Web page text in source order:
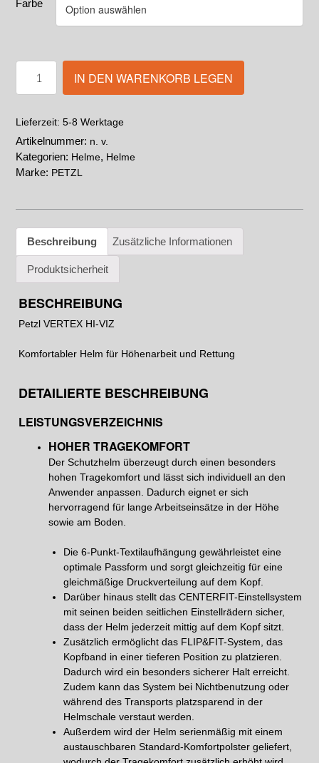
Farbe
IN DEN WARENKORB LEGEN
Lieferzeit: 5-8 Werktage
Artikelnummer: n. v.
Kategorien: Helme, Helme
Marke: PETZL
Beschreibung Zusätzliche Informationen
Produktsicherheit
BESCHREIBUNG
Petzl VERTEX HI-VIZ
Komfortabler Helm für Höhenarbeit und Rettung
DETAILIERTE BESCHREIBUNG
LEISTUNGSVERZEICHNIS
HOHER TRAGEKOMFORT
Der Schutzhelm überzeugt durch einen besonders
hohen Tragekomfort und lässt sich individuell an den
Anwender anpassen. Dadurch eignet er sich
hervorragend für lange Arbeitseinsätze in der Höhe
sowie am Boden.
Die 6-Punkt-Textilaufhängung gewährleistet eine
optimale Passform und sorgt gleichzeitig für eine
gleichmäßige Druckverteilung auf dem Kopf.
Darüber hinaus stellt das CENTERFIT-Einstellsystem
mit seinen beiden seitlichen Einstellrädern sicher,
dass der Helm jederzeit mittig auf dem Kopf sitzt.
Zusätzlich ermöglicht das FLIP&FIT-System, das
Kopfband in einer tieferen Position zu platzieren.
Dadurch wird ein besonders sicherer Halt erreicht.
Zudem kann das System bei Nichtbenutzung oder
während des Transports platzsparend in der
Helmschale verstaut werden.
Außerdem wird der Helm serienmäßig mit einem
austauschbaren Standard-Komfortpolster geliefert,